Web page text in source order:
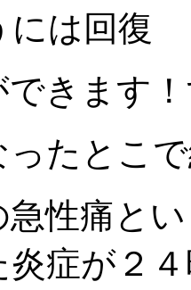
は回復
できます
たとこ
性痛と
炎症が２